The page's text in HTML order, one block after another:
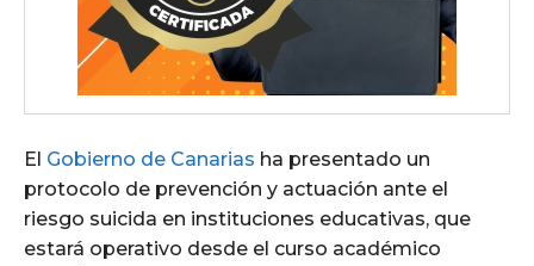
El Gobierno de Canarias ha presentado un
protocolo de prevención y actuación ante el
riesgo suicida en instituciones educativas, que
estará operativo desde el curso académico